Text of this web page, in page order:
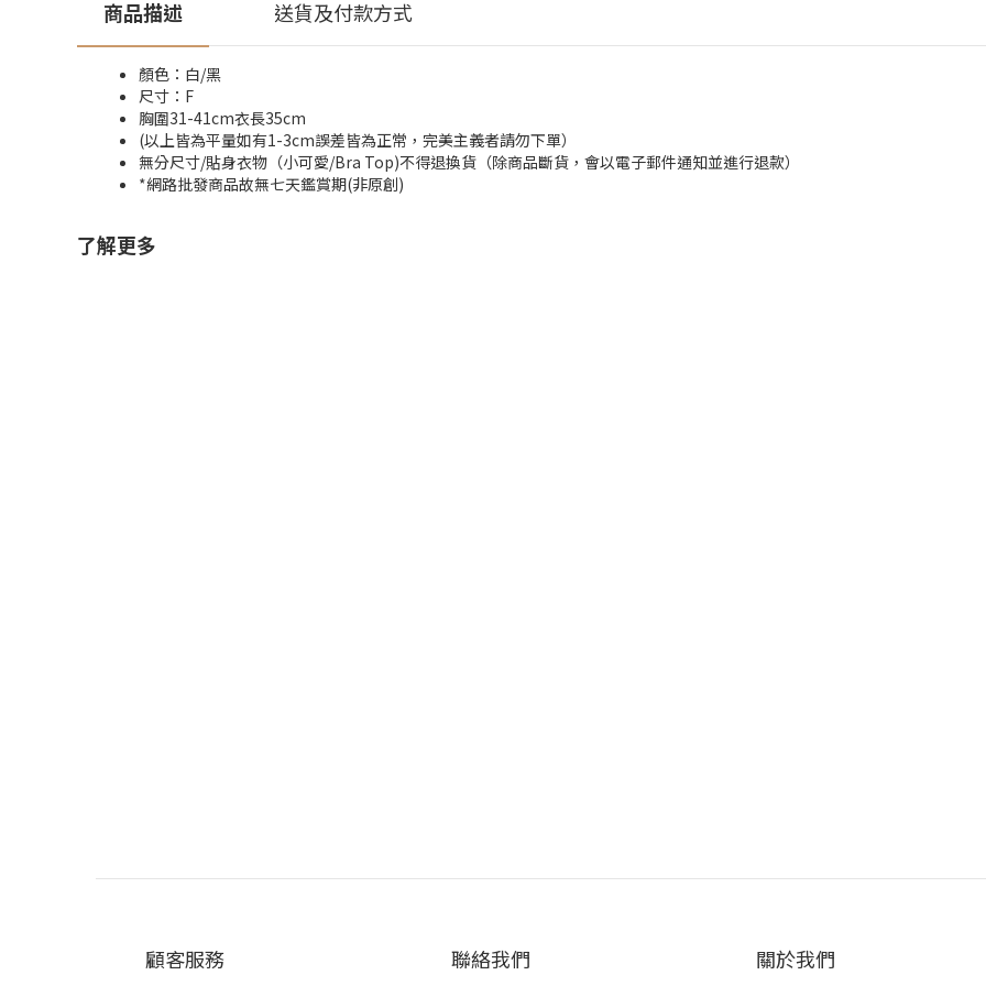
商品描述 送貨及付款方式
顏色：白/黑
尺寸：F
胸圍31-41cm衣長35cm
(以上皆為平量如有1-3cm誤差皆為正常，完美主義者請勿下單）
無分尺寸/貼身衣物（小可愛/Bra Top)不得退換貨（除商品斷貨，會以電子郵件通知並進行退款）
*網路批發商品故無七天鑑賞期(非原創)
了解更多
顧客服務 聯絡我們 關於我們